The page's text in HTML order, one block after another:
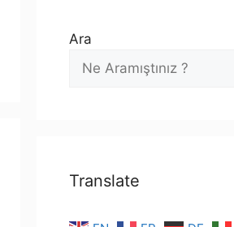
Ara
Translate